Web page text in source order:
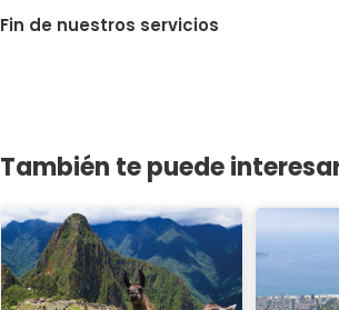
Fin de nuestros servicios
También te puede